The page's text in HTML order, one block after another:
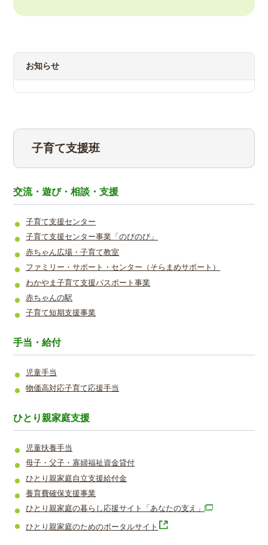
「紀の川市子育てガイドブック」を発行しました
お知らせ
子育て支援班
交流・遊び・相談・支援
子育て支援センター
子育て支援­センター事­業「のびの­び」
赤ちゃん広場・子育て教室
ファミリー・サポート・センター（そらまめサポート）
わかやま子育て支援パスポート事業
赤ちゃんの駅
子育て短期支援事業
手当・給付
児童手当
物価高対応子育て応援手当
ひとり親家庭支援
児童扶養手当
母子・父子・寡婦福祉資金貸付
ひとり親家庭自立支援給付金
養育費確保支援事業
ひとり親家庭の暮らし応援サイト「あなたの支え」
ひとり親家庭のためのポータルサイト